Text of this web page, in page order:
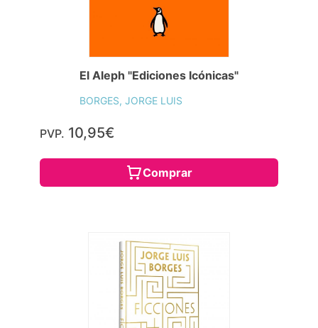
El Aleph "Ediciones Icónicas"
BORGES, JORGE LUIS
PVP. 10,95€
Comprar